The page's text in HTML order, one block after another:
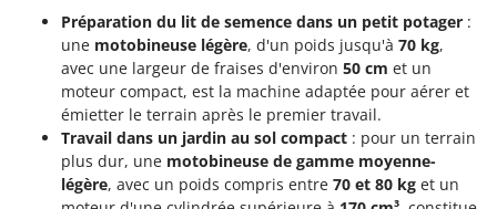
Trev - Abrek - TecnoVIR
Trotec
Troy-Bilt
Udor
Unger
Préparation du lit de semence dans un petit potager :
une motobineuse légère, d'un poids jusqu'à 70 kg,
avec une largeur de fraises d'environ 50 cm et un
moteur compact, est la machine adaptée pour aérer et
émietter le terrain après le premier travail.
Travail dans un jardin au sol compact : pour un terrain
plus dur, une motobineuse de gamme moyenne-
légère, avec un poids compris entre 70 et 80 kg et un